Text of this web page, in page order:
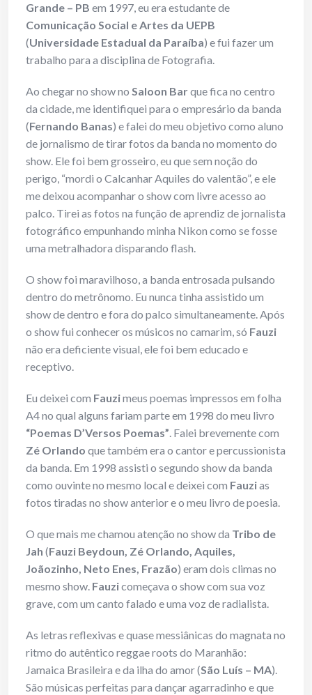
Grande – PB em 1997, eu era estudante de
Comunicação Social e Artes da UEPB
(Universidade Estadual da Paraíba) e fui fazer um
trabalho para a disciplina de Fotografia.
Ao chegar no show no Saloon Barque fica no centro
da cidade, me identifiquei para o empresário da banda
(Fernando Banas) e falei do meu objetivo como aluno
de jornalismo de tirar fotos da banda no momento do
show. Ele foi bem grosseiro, eu que sem noção do
perigo, “mordi o Calcanhar Aquiles do valentão”, e ele
me deixou acompanhar o show com livre acesso ao
palco. Tirei as fotos na função de aprendiz de jornalista
fotográfico empunhando minha Nikon como se fosse
uma metralhadora disparando flash.
O show foi maravilhoso, a banda entrosada pulsando
dentro do metrônomo. Eu nunca tinha assistido um
show de dentro e fora do palco simultaneamente. Após
o show fui conhecer os músicos no camarim, só Fauzi
não era deficiente visual, ele foi bem educado e
receptivo.
Eu deixei com Fauzimeus poemas impressos em folha
A4 no qual alguns fariam parte em 1998 do meu livro
“Poemas D’Versos Poemas”. Falei brevemente com
Zé Orlando que também era o cantor e percussionista
da banda. Em 1998 assisti o segundo show da banda
como ouvinte no mesmo local e deixei com Fauzias
fotos tiradas no show anterior e o meu livro de poesia.
O que mais me chamou atenção no show da Tribo de
Jah (Fauzi Beydoun, Zé Orlando, Aquiles,
Joãozinho, Neto Enes, Frazão) eram dois climas no
mesmo show. Fauzicomeçava o show com sua voz
grave, com um canto falado e uma voz de radialista.
As letras reflexivas e quase messiânicas do magnata no
ritmo do autêntico reggae roots do Maranhão:
Jamaica Brasileira e da ilha do amor (São Luís – MA).
São músicas perfeitas para dançar agarradinho e que